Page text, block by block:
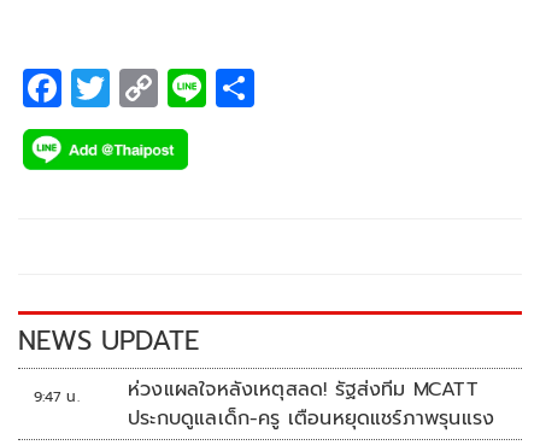
F
ac
e
k
T
wi
tt
C
o
p
k
Li
NEWS UPDATE
9:47 น.
ห่วงแผลใจหลังเหตุสลด! รัฐส่งทีม MCATT
ประกบดูแลเด็ก-ครู เตือนหยุดแชร์ภาพรุนแรง